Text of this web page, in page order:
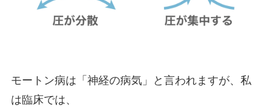
モートン病は「神経の病気」と言われますが、私
は臨床では、